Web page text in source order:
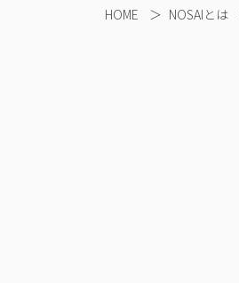
HOME ＞ NOSAIとは